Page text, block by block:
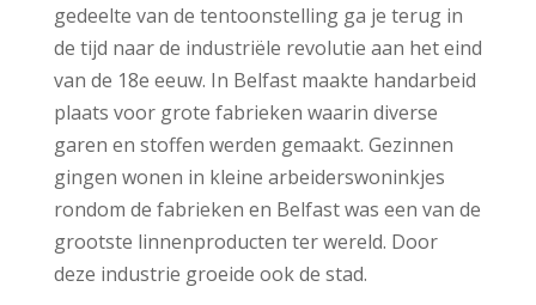
gedeelte van de tentoonstelling ga je terug in
de tijd naar de industriële revolutie aan het eind
van de 18e eeuw. In Belfast maakte handarbeid
plaats voor grote fabrieken waarin diverse
garen en stoffen werden gemaakt. Gezinnen
gingen wonen in kleine arbeiderswoninkjes
rondom de fabrieken en Belfast was een van de
grootste linnenproducten ter wereld. Door
deze industrie groeide ook de stad.